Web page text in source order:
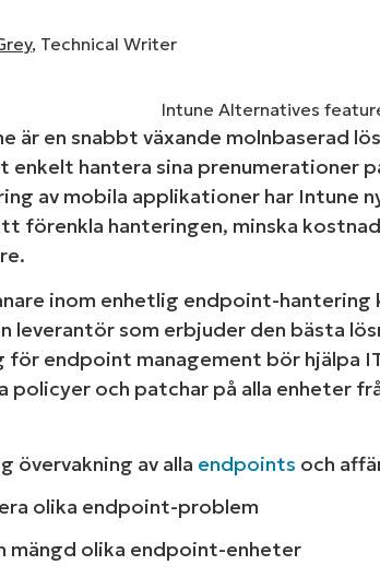
OSS SE DEMO
KONTAKTA OSS
KONTAKTA OSS
, Technical Writer
är en snabbt växande molnbaserad
enkelt hantera sina prenumerationer
av mobila applikationer har Intune
förenkla hanteringen, minska
inom enhetlig endpoint-hantering
leverantör som erbjuder den bästa
för endpoint management bör hjälpa
policyer och patchar på alla enheter
övervakning av alla endpoints och
olika endpoint-problem
mängd olika endpoint-enheter